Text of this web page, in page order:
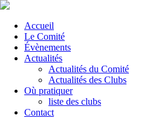
Accueil
Le Comité
Évènements
Actualités
Actualités du Comité
Actualités des Clubs
Où pratiquer
liste des clubs
Contact